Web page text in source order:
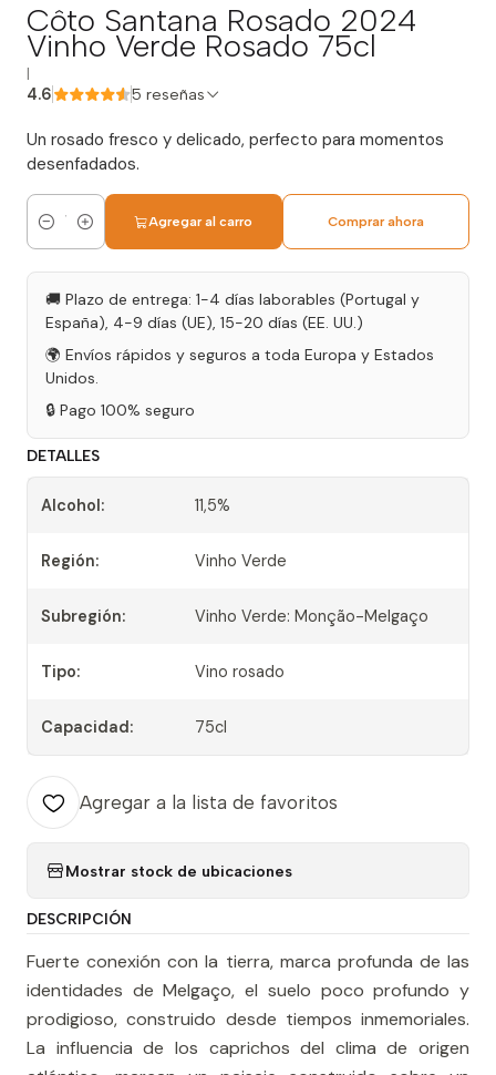
Côto Santana Rosado 2024
Vinho Verde Rosado 75cl
4.6 5 reseñas
Un rosado fresco y delicado, perfecto para momentos
desenfadados.
Cantidad
Agregar al carro Comprar ahora
🚚 Plazo de entrega: 1-4 días laborables (Portugal y
España), 4-9 días (UE), 15-20 días (EE. UU.)
🌍 Envíos rápidos y seguros a toda Europa y Estados
Unidos.
🔒 Pago 100% seguro
DETALLES
Alcohol: 11,5%
Región: Vinho Verde
Subregión: Vinho Verde: Monção-Melgaço
Tipo: Vino rosado
Capacidad: 75cl
Agregar a la lista de favoritos
Mostrar stock de ubicaciones
DESCRIPCIÓN
Fuerte conexión con la tierra, marca profunda de las
identidades de Melgaço, el suelo poco profundo y
prodigioso, construido desde tiempos inmemoriales.
La influencia de los caprichos del clima de origen